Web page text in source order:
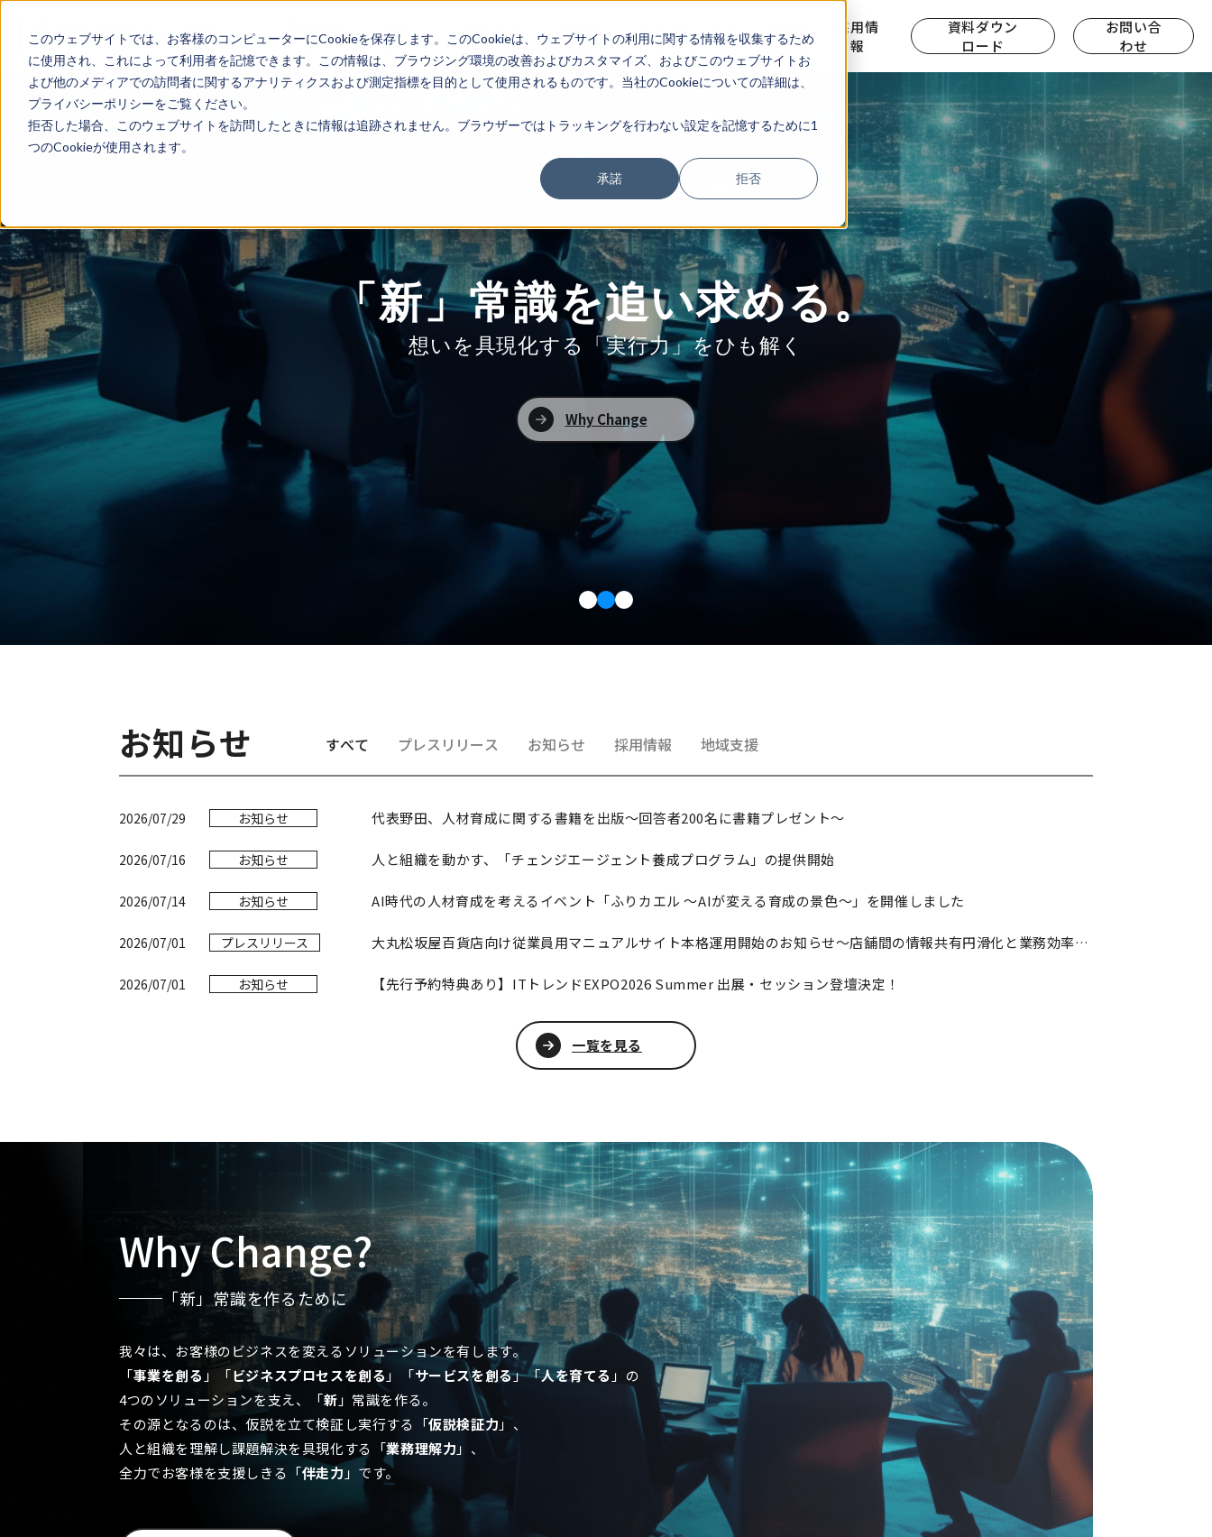
このウェブサイトでは、お客様のコンピューターにCookieを保存します。このCookieは、ウェブサイトの利用に関する情報を収集するため
に使用され、これによって利用者を記憶できます。この情報は、ブラウジング環境の改善およびカスタマイズ、およびこのウェブサイトお
よび他のメディアでの訪問者に関するアナリティクスおよび測定指標を目的として使用されるものです。当社のCookieについての詳細は、
プライバシーポリシーをご覧ください。
拒否した場合、このウェブサイトを訪問したときに情報は追跡されません。ブラウザーではトラッキングを行わない設定を記憶するために1
つのCookieが使用されます。
承諾 拒否
Change?
なし
案内
一覧
の声
ナー
せ
採用情
報
資料ダウン
ロード
お問い合
わせ
「新」常識を追い求める。
想いを具現化する「実行力」をひも解く
Why Change
お知らせ すべて プレスリリース お知らせ 採用情報 地域支援
2026/07/29 お知らせ 代表野田、人材育成に関する書籍を出版～回答者200名に書籍プレゼント～
2026/07/16 お知らせ 人と組織を動かす、「チェンジエージェント養成プログラム」の提供開始
2026/07/14 お知らせ AI時代の人材育成を考えるイベント「ふりカエル ～AIが変える育成の景色～」を開催しました
2026/07/01 プレスリリース 大丸松坂屋百貨店向け従業員用マニュアルサイト本格運用開始のお知らせ～店舗間の情報共有円滑化と業務効率化を支援～
2026/07/01 お知らせ 【先行予約特典あり】ITトレンドEXPO2026 Summer 出展・セッション登壇決定！
一覧を見る
Why Change?
「新」常識を作るために
我々は、お客様のビジネスを変えるソリューションを有します。
「事業を創る 」「ビジネスプロセスを創る 」「サービスを創る」「人を育てる 」の
4つのソリューションを支え、「新 」常識を作る。
その源となるのは、仮説を立て検証し実行する「仮説検証力 」、
人と組織を理解し課題解決を具現化する「業務理解力 」、
全力でお客様を支援しきる「伴走力 」です。